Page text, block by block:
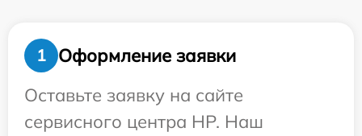
1
Оформление заявки
Оставьте заявку на сайте
сервисного центра HP. Наш